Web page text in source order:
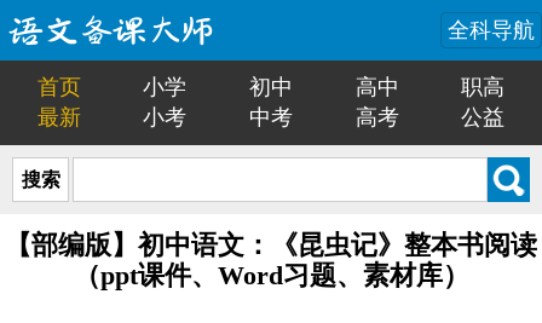
全科导航
首页 小学 初中 高中
职高
最新
小考 中考 高考 公益
搜索
【部编版】初中语文：《昆虫记》整本书阅读
（ppt课件、Word习题、素材库）